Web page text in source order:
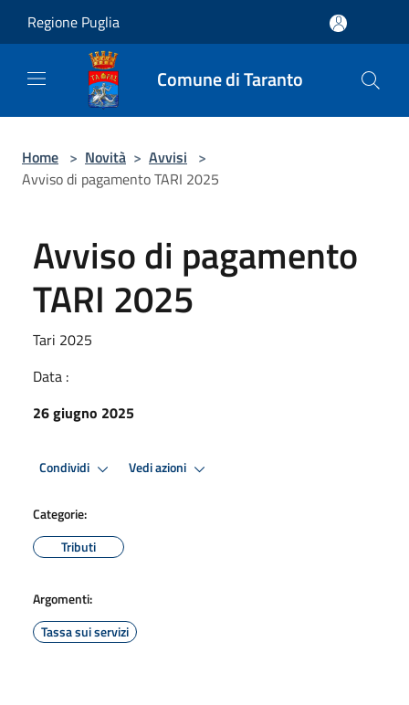
Regione Puglia
Comune di Taranto
Home > Novità > Avvisi >
Avviso di pagamento TARI 2025
Avviso di pagamento
TARI 2025
Tari 2025
Data :
26 giugno 2025
Condividi Vedi azioni
Categorie:
Tributi
Argomenti:
Tassa sui servizi